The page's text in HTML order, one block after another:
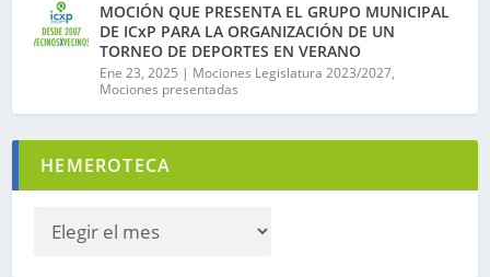
MOCIÓN QUE PRESENTA EL GRUPO MUNICIPAL
DE ICxP PARA LA ORGANIZACIÓN DE UN
TORNEO DE DEPORTES EN VERANO
Ene 23, 2025 | Mociones Legislatura 2023/2027,
Mociones presentadas
HEMEROTECA